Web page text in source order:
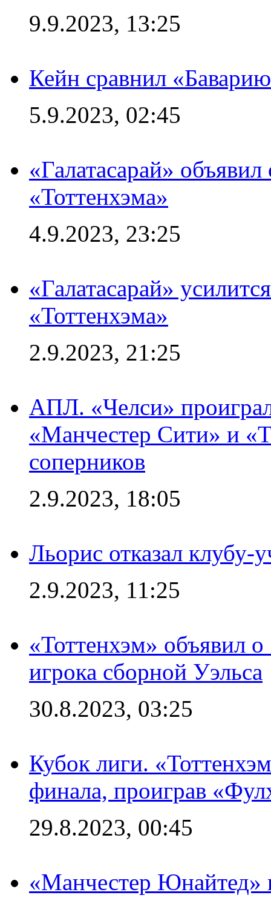
9.9.2023, 13:25
Кейн сравнил
5.9.2023, 02:45
«Галатасарай»
«Тоттенхэма»
4.9.2023, 23:25
«Галатасарай»
«Тоттенхэма»
2.9.2023, 21:25
АПЛ. «Челси»
«Манчестер Сити» и
соперников
2.9.2023, 18:05
Льорис отказал клубу-
2.9.2023, 11:25
«Тоттенхэм» объявил
игрока сборной Уэльса
30.8.2023, 03:25
Кубок лиги.
финала, проиграв
29.8.2023, 00:45
«Манчестер Юнайтед»